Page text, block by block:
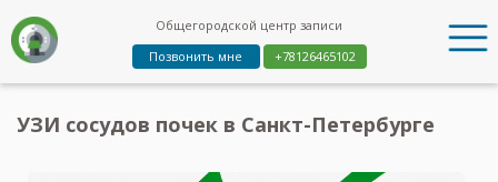
Общегородской центр записи
Позвонить мне
+78126465102
УЗИ сосудов почек в Санкт-Петербурге